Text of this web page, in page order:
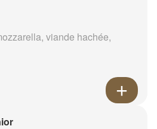
viande hachée,